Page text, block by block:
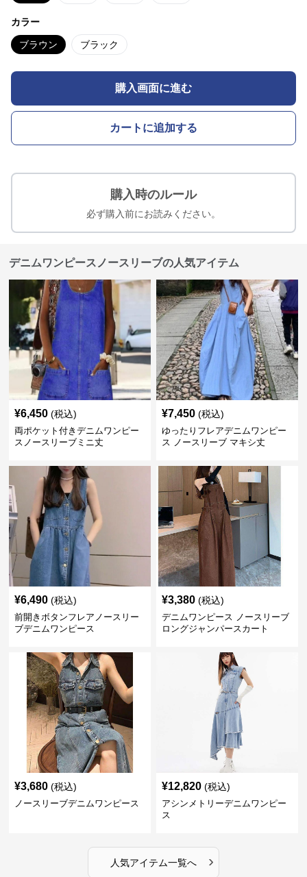
カラー
ブラウン ブラック
購入画面に進む
カートに追加する
購入時のルール
必ず購入前にお読みください。
デニムワンピースノースリーブの人気アイテム
¥6,450 (税込)
両ポケット付きデニムワンピー
スノースリーブミニ丈
¥7,450 (税込)
ゆったりフレアデニムワンピー
ス ノースリーブ マキシ丈
¥6,490 (税込)
前開きボタンフレアノースリー
ブデニムワンピース
¥3,380 (税込)
デニムワンピース ノースリーブ
ロングジャンパースカート
¥3,680 (税込)
ノースリーブデニムワンピース
¥12,820 (税込)
アシンメトリーデニムワンピー
ス
人気アイテム一覧へ ›